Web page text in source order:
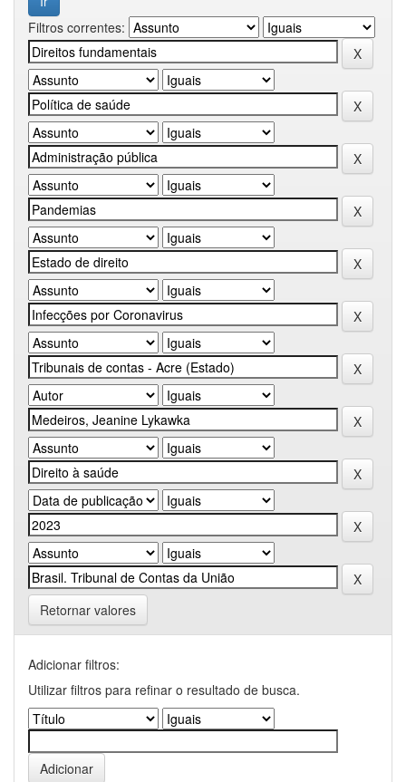
Filtros correntes:
Retornar valores
Adicionar filtros:
Utilizar filtros para refinar o resultado de busca.